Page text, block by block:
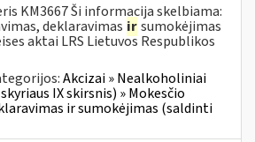
KM3667 Ši informacija skelbiama:
deklaravimas irsumokėjimas
aktai LRS Lietuvos Respublikos
Akcizai » Nealkoholiniai
IX skirsnis) » Mokesčio
ir sumokėjimas (saldinti